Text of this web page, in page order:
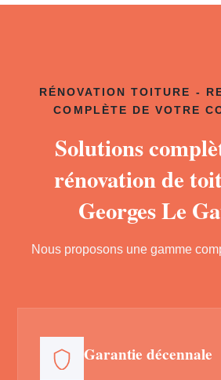
RÉNOVATION TOITURE -
COMPLÈTE DE VOTRE
Solutions
rénovation de
Georges Le
Nous proposons une gamme
Garantie décennale